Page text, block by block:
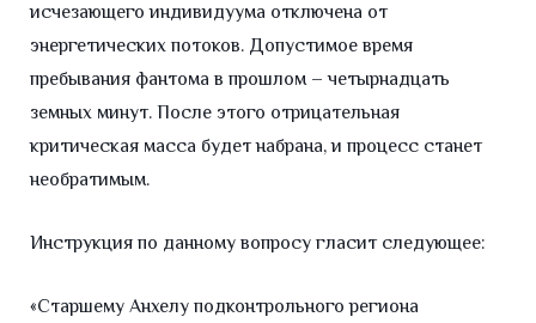
исчезающего индивидуума отключена от
энергетических потоков. Допустимое время
пребывания фантома в прошлом – четырнадцать
земных минут. После этого отрицательная
критическая масса будет набрана, и процесс станет
необратимым.
Инструкция по данному вопросу гласит следующее:
«Старшему Анхелу подконтрольного региона